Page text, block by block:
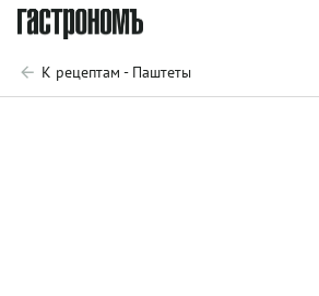
К рецептам - Паштеты